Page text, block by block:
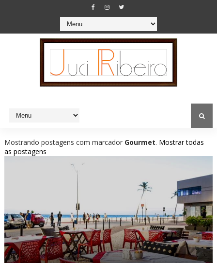
Mostrando postagens com marcador Gourmet. Mostrar todas
as postagens